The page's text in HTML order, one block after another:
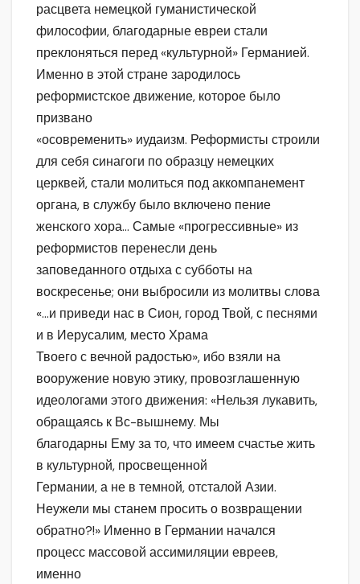
расцвета немецкой гуманистической
философии, благодарные евреи стали
преклоняться перед «культурной» Германией.
Именно в этой стране зародилось
реформистское движение, которое было
призвано
«осовременить» иудаизм. Реформисты строили
для себя синагоги по образцу немецких
церквей, стали молиться под аккомпанемент
органа, в службу было включено пение
женского хора… Самые «прогрессивные» из
реформистов перенесли день
заповеданного отдыха с субботы на
воскресенье; они выбросили из молитвы слова
«…и приведи нас в Сион, город Твой, с песнями
и в Иерусалим, место Храма
Твоего с вечной радостью», ибо взяли на
вооружение новую этику, провозглашенную
идеологами этого движения: «Нельзя лукавить,
обращаясь к Вс-вышнему. Мы
благодарны Ему за то, что имеем счастье жить
в культурной, просвещенной
Германии, а не в темной, отсталой Азии.
Неужели мы станем просить о возвращении
обратно?!» Именно в Германии начался
процесс массовой ассимиляции евреев,
именно